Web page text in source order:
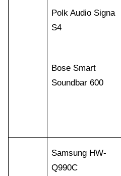
Polk Audio Signa
S4
Bose Smart
Soundbar 600
Samsung HW-
Q990C